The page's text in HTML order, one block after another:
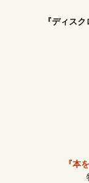
『ディス
『本